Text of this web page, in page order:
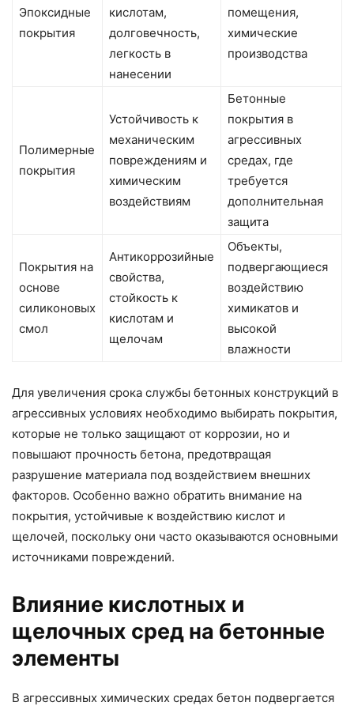
Эпоксидные
покрытия
кислотам,
долговечность,
легкость в
нанесении
помещения,
химические
производства
Полимерные
покрытия
Устойчивость к
механическим
повреждениям и
химическим
воздействиям
Бетонные
покрытия в
агрессивных
средах, где
требуется
дополнительная
защита
Покрытия на
основе
силиконовых
смол
Антикоррозийные
свойства,
стойкость к
кислотам и
щелочам
Объекты,
подвергающиеся
воздействию
химикатов и
высокой
влажности
Для увеличения срока службы бетонных конструкций в
агрессивных условиях необходимо выбирать покрытия,
которые не только защищают от коррозии, но и
повышают прочность бетона, предотвращая
разрушение материала под воздействием внешних
факторов. Особенно важно обратить внимание на
покрытия, устойчивые к воздействию кислот и
щелочей, поскольку они часто оказываются основными
источниками повреждений.
Влияние кислотных и
щелочных сред на бетонные
элементы
В агрессивных химических средах бетон подвергается